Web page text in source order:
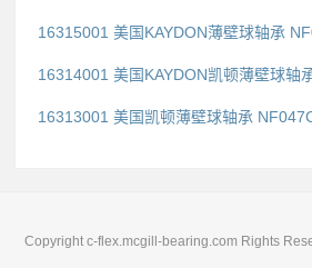
16315001 美国KAYDON薄壁球轴承
16314001 美国KAYDON凯顿薄壁球轴
16313001 美国凯顿薄壁球轴承
Copyright c-flex.mcgill-bearing.com Rights